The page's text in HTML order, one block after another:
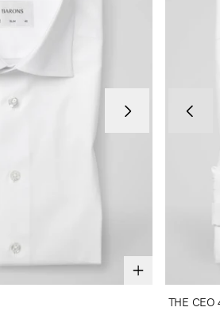
THE CEO